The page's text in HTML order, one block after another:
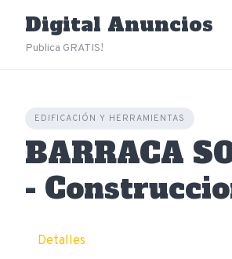
content
Digital Anuncios
Publica GRATIS!
EDIFICACIÓN Y HERRAMIENTAS
BARRACA
-
Detalles